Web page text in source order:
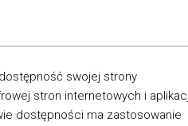
swojej strony
stron internetowych i
dostępności ma zastosowanie